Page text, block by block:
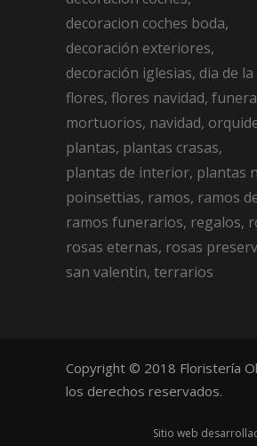
decoracion coches boda
decoración exteriores
decoración iglesias dia de
flores flores navidad
mortuorios navidad
plantas plantas crasas
plantas de interior plantas
poinsettias ramos ramos
ramos funerarios regalos
rosas eternas rosas
san valentin terrarios
Copyright © 2018 Floristería
los derechos reservados.
Sitio web